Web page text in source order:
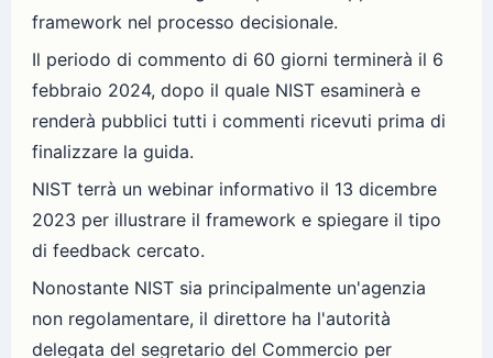
framework nel processo decisionale.
Il periodo di commento di 60 giorni terminerà il 6
febbraio 2024, dopo il quale NIST esaminerà e
renderà pubblici tutti i commenti ricevuti prima di
finalizzare la guida.
NIST terrà un webinar informativo il 13 dicembre
2023 per illustrare il framework e spiegare il tipo
di feedback cercato.
Nonostante NIST sia principalmente un'agenzia
non regolamentare, il direttore ha l'autorità
delegata del segretario del Commercio per